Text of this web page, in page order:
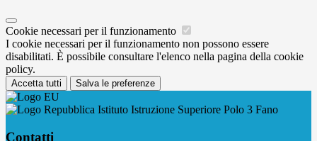
Cookie necessari per il funzionamento
I cookie necessari per il funzionamento non possono essere
disabilitati. È possibile consultare l'elenco nella pagina della cookie
policy.
Accetta tutti Salva le preferenze
Istituto Istruzione Superiore Polo 3 Fano
Contatti